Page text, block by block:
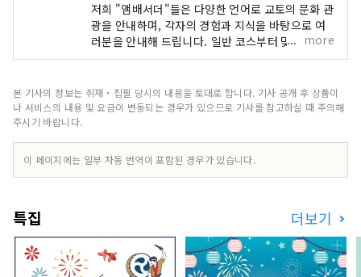
저희 "앰배서더"들은 다양한 언어로 교토의 문화 관
광을 안내하며, 각자의 경험과 지식을 바탕으로 여
러분을 안내해 드립니다. 일반 코스부터 맞춤형 특
별 1일 코스까지, 교토에서 잊지 못할 추억을 만들
원, 현대 건축, 음식 문화, 전통 공연 예술 등을 배우
고 체험할 수 있는 기회를 제공하며, 최고의 추억을
투어 외에도, 특별한 장소를 활용한 이벤트부터 계
절에 따라 교토 문화를 만끽할 수 있는 플랜까지 특
별한 경험을 제공합니다.
more
본 기사의 정보는 취재・집필 당시의 내용을 토대로 합니다. 기사 공개 후 상품이
나 서비스의 내용 및 요금이 변동되는 경우가 있으므로 기사를 참고하실 때 주의해
주시기 바랍니다.
이 페이지에는 일부 자동 번역이 포함된 경우가 있습니다.
특집 더보기